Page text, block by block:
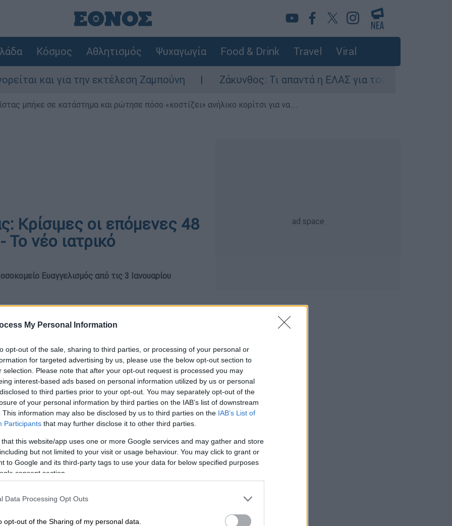
My Personal Information
opt-out of the sale, sharing to third parties, or processing of your personal or
for targeted advertising by us, please use the below opt-out section to
selection. Please note that after your opt-out request is processed you may
interest-based ads based on personal information utilized by us or personal
to third parties prior to your opt-out. You may separately opt-out of the
of your personal information by third parties on the IAB’s list of downstream
This information may also be disclosed by us to third parties on the IAB’s List of
Participants that may further disclose it to other third parties.
that this website/app uses one or more Google services and may gather and store
but not limited to your visit or usage behaviour. You may click to grant or
to Google and its third-party tags to use your data for below specified purposes
consent section.
Data Processing Opt Outs
opt-out of the Sharing of my personal data.
Κόσμος Αθλητισμός Ψυχαγωγία Food & Drink Travel Viral
και για την εκτέλεση Ζαμπούνη Ζάκυνθος: Τι απαντά η ΕΛΑΣ για τους 8 βιασμούς
μπήκε σε κατάστημα και ρώτησε πόσο «κοστίζει» ανήλικο κορίτσι για να...
Κρίσιμες οι επόμενες 48
Το νέο ιατρικό
Ευαγγελισμός από τις 3 Ιανουαρίου